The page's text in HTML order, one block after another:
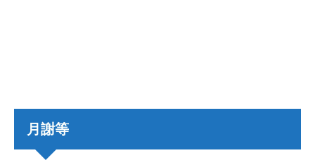
月謝等